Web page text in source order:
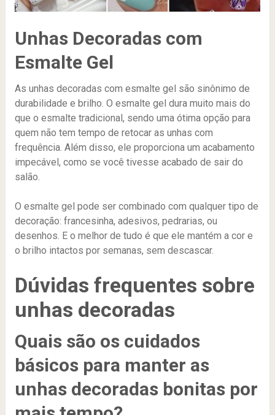
Unhas Decoradas com
Esmalte Gel
As unhas decoradas com esmalte gel são sinônimo de
durabilidade e brilho. O esmalte gel dura muito mais do
que o esmalte tradicional, sendo uma ótima opção para
quem não tem tempo de retocar as unhas com
frequência. Além disso, ele proporciona um acabamento
impecável, como se você tivesse acabado de sair do
salão.
O esmalte gel pode ser combinado com qualquer tipo de
decoração: francesinha, adesivos, pedrarias, ou
desenhos. E o melhor de tudo é que ele mantém a cor e
o brilho intactos por semanas, sem descascar.
Dúvidas frequentes sobre
unhas decoradas
Quais são os cuidados
básicos para manter as
unhas decoradas bonitas por